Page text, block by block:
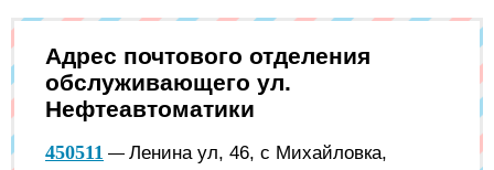
Адрес почтового отделения
обслуживающего ул.
Нефтеавтоматики
450511 — Ленина ул, 46, с Михайловка,